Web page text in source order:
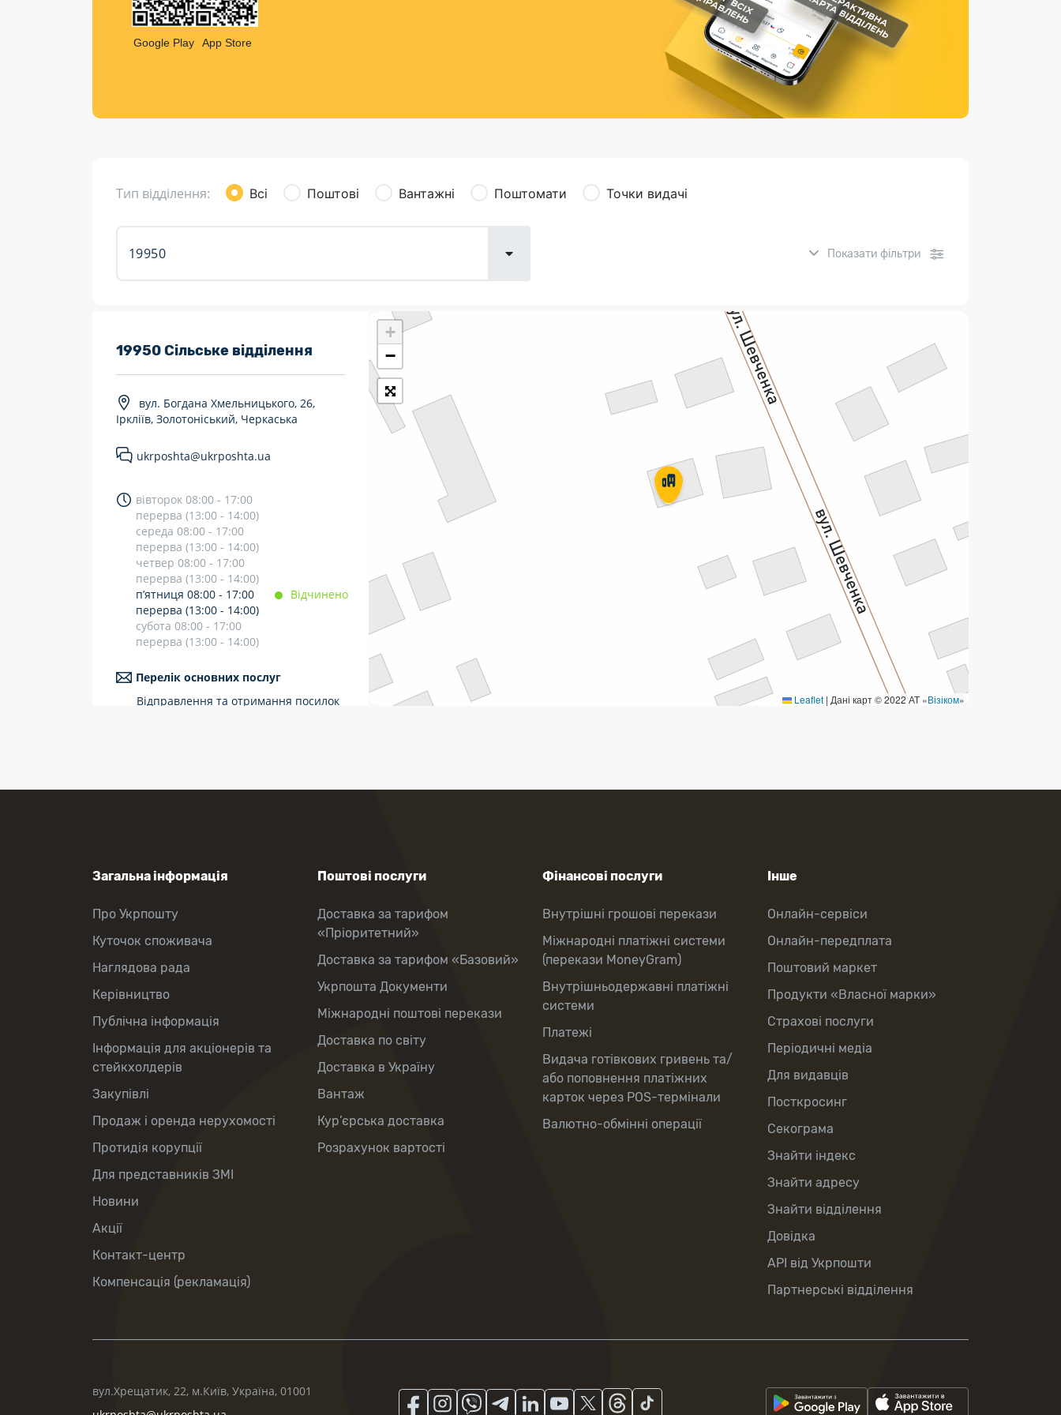
Листи та листівки
Кур’єрська доставка
Страхові послуги
Каталог «Укрпошта Маркет»
Google Play App Store
Тип відділення: Всі Поштові Вантажні Поштомати Точки видачі
Показати фільтри
7 днів на тиждень
Працюють після 19:00
Поштові послуги:
«Пріоритетний»
Укрпошта Стандарт/тариф «Базовий»
Доставка за межі України
Прийом вантажів
Фінансові послуги:
Термінові перекази
Перекази
Комунальні та інші платежі
19950 Сільське відділення
вул. Богдана Хмельницького, 26,
Іркліїв, Золотоніський, Черкаська
ukrposhta@ukrposhta.ua
вівторок 08:00 - 17:00
перерва (13:00 - 14:00)
середа 08:00 - 17:00
перерва (13:00 - 14:00)
четвер 08:00 - 17:00
перерва (13:00 - 14:00)
п’ятниця 08:00 - 17:00
Відчинено
перерва (13:00 - 14:00)
субота 08:00 - 17:00
перерва (13:00 - 14:00)
Перелік основних послуг
Відправлення та отримання посилок
Операції з карткою: поповнення/
допомог
Продаж товарів
+
−
Leaflet | Дані карт © 2022 АТ «Візіком»
Загальна інформація
Про Укрпошту
Куточок споживача
Наглядова рада
Керівництво
Публічна інформація
Інформація для акціонерів та
стейкхолдерів
Закупівлі
Продаж і оренда нерухомості
Протидія корупції
Для представників ЗМІ
Новини
Акції
Контакт-центр
Компенсація (рекламація)
Поштові послуги
Доставка за тарифом
«Пріоритетний»
Доставка за тарифом «Базовий»
Укрпошта Документи
Міжнародні поштові перекази
Доставка по світу
Доставка в Україну
Вантаж
Кур’єрська доставка
Розрахунок вартості
Фінансові послуги
Внутрішні грошові перекази
Міжнародні платіжні системи
(перекази MoneyGram)
Внутрішньодержавні платіжні
системи
Платежі
Видача готівкових гривень та/
або поповнення платіжних
карток через POS-термінали
Валютно-обмінні операції
Інше
Онлайн-сервіси
Онлайн-передплата
Поштовий маркет
Продукти «Власної марки»
Страхові послуги
Періодичні медіа
Для видавців
Посткросинг
Секограма
Знайти індекс
Знайти адресу
Знайти відділення
Довідка
API від Укрпошти
Партнерські відділення
вул.Хрещатик, 22, м.Київ, Україна, 01001